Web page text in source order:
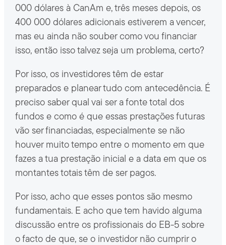
000 dólares à CanAm e, três meses depois, os
400 000 dólares adicionais estiverem a vencer,
mas eu ainda não souber como vou financiar
isso, então isso talvez seja um problema, certo?
Por isso, os investidores têm de estar
preparados e planear tudo com antecedência. É
preciso saber qual vai ser a fonte total dos
fundos e como é que essas prestações futuras
vão ser financiadas, especialmente se não
houver muito tempo entre o momento em que
fazes a tua prestação inicial e a data em que os
montantes totais têm de ser pagos.
Por isso, acho que esses pontos são mesmo
fundamentais. E acho que tem havido alguma
discussão entre os profissionais do EB-5 sobre
o facto de que, se o investidor não cumprir o